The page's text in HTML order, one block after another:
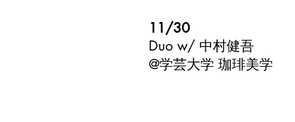
11/30
Duo w/ 中村健吾
​@学芸大学 珈琲美学